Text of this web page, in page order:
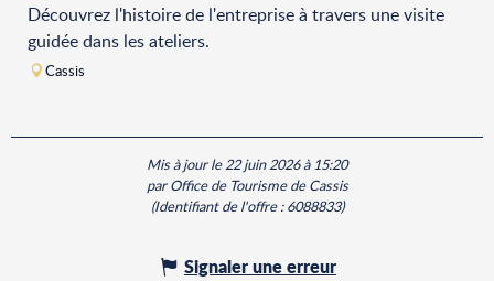
Découvrez l'histoire de l'entreprise à travers une visite
guidée dans les ateliers.
Cassis
Mis à jour le 22 juin 2026 à 15:20
par Office de Tourisme de Cassis
(Identifiant de l'offre :6088833)
Signaler une erreur